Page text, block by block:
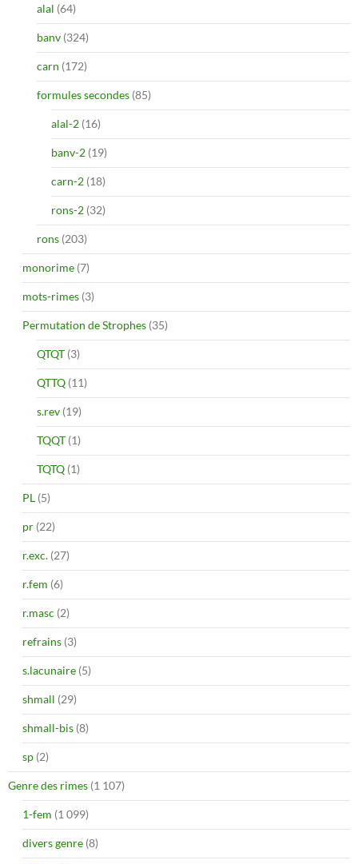
alal (64)
banv (324)
carn (172)
formules secondes (85)
alal-2 (16)
banv-2 (19)
carn-2 (18)
rons-2 (32)
rons (203)
monorime (7)
mots-rimes (3)
Permutation de Strophes (35)
QTQT (3)
QTTQ (11)
s.rev (19)
TQQT (1)
TQTQ (1)
PL (5)
pr (22)
r.exc. (27)
r.fem (6)
r.masc (2)
refrains (3)
s.lacunaire (5)
shmall (29)
shmall-bis (8)
sp (2)
Genre des rimes (1 107)
1-fem (1 099)
divers genre (8)